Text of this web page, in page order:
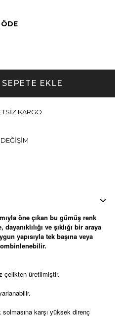
SEPETE EKLE
KARGO
öne çıkan bu gümüş renk
ve şıklığı bir araya
yapısıyla tek başına veya
çelikten üretilmiştir.
karşı yüksek direnç